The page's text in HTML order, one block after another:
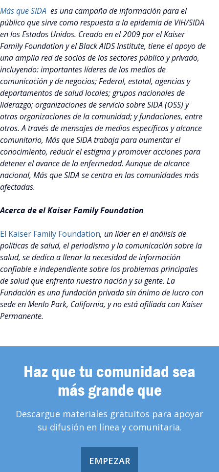
Más que SIDA es una campaña de información para el
público que sirve como respuesta a la epidemia de VIH/SIDA
en los Estados Unidos. Creado en el 2009 por el Kaiser
Family Foundation y el Black AIDS Institute, tiene el apoyo de
una amplia red de socios de los sectores público y privado,
incluyendo: importantes líderes de los medios de
comunicación y de negocios; Federal, estatal, agencias y
departamentos de salud locales; grupos nacionales de
liderazgo; organizaciones de servicio sobre SIDA (OSS) y
otras organizaciones de la comunidad; y fundaciones, entre
otros. A través de mensajes de medios específicos y alcance
comunitario, Más que SIDA trabaja para aumentar el
conocimiento, reducir el estigma y promover acciones para
detener el avance de la enfermedad. Aunque de alcance
nacional, Más que SIDA se centra en las comunidades más
afectadas.
Acerca de el Kaiser Family Foundation
El Kaiser Family Foundation, un líder en el análisis de
políticas de salud, el periodismo y la comunicación sobre la
salud, se dedica a llenar la necesidad de información
confiable e independiente sobre los problemas principales
de salud que enfrenta nuestra nación y su gente. La
Fundación es una fundación privada sin ánimo de lucro con
sede en Menlo Park, California, y no está afiliada con Kaiser
Permanente.
Haz que tu comunidad sea
más grande que
Descargue materiales gratuitos para apoyar
su difusión en línea y comunitaria.
EMPEZAR